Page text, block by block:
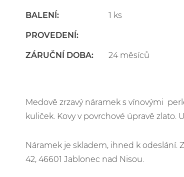
BALENÍ: 1 ks
PROVEDENÍ:
ZÁRUČNÍ DOBA: 24 měsíců
Medově zrzavý náramek s vínovými
kuliček. Kovy v povrchové úpravě zlato.
Náramek je skladem, ihned k odeslání.
42, 46601 Jablonec nad Nisou.